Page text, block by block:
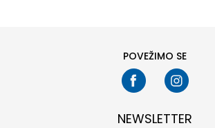
POVEŽIMO SE
NEWSLETTER